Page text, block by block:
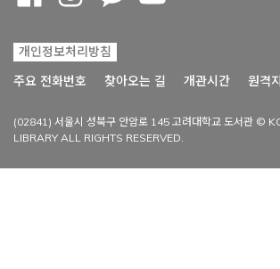
개인정보처리방침
주요 전화번호
찾아오는 길 개관시간 원격
(02841) 서울시 성북구 안암로 145 고려대학교 도서관 ©
LIBRARY ALL RIGHTS RESERVED.